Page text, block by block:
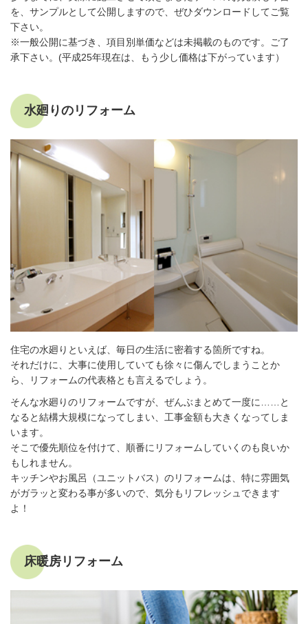
を、サンプルとして公開しますので、ぜひダウンロードしてご覧
下さい。
※一般公開に基づき、項目別単価などは未掲載のものです。ご了
承下さい。(平成25年現在は、もう少し価格は下がっています）
水廻りのリフォーム
住宅の水廻りといえば、毎日の生活に密着する箇所ですね。
それだけに、大事に使用していても徐々に傷んでしまうことか
ら、リフォームの代表格とも言えるでしょう。
そんな水廻りのリフォームですが、ぜんぶまとめて一度に……と
なると結構大規模になってしまい、工事金額も大きくなってしま
います。
そこで優先順位を付けて、順番にリフォームしていくのも良いか
もしれません。
キッチンやお風呂（ユニットバス）のリフォームは、特に雰囲気
がガラッと変わる事が多いので、気分もリフレッシュできます
よ！
床暖房リフォーム